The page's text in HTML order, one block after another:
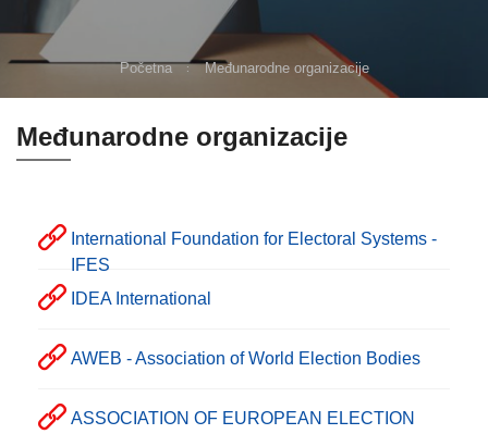
Početna Međunarodne organizacije
Međunarodne organizacije
International Foundation for Electoral Systems -
IFES
IDEA International
AWEB - Association of World Election Bodies
ASSOCIATION OF EUROPEAN ELECTION